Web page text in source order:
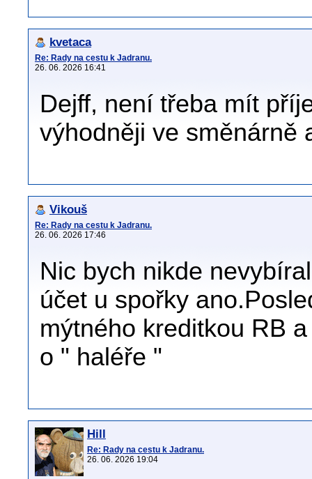
kvetaca
Re: Rady na cestu k Jadranu.
26. 06. 2026 16:41
Dejff, není třeba mít
výhodněji ve směnárně
Vikouš
Re: Rady na cestu k Jadranu.
26. 06. 2026 17:46
Nic bych nikde
účet u spořky
mýtného kreditkou RB
o " haléře "
Hill
Re: Rady na cestu k Jadranu.
26. 06. 2026 19:04